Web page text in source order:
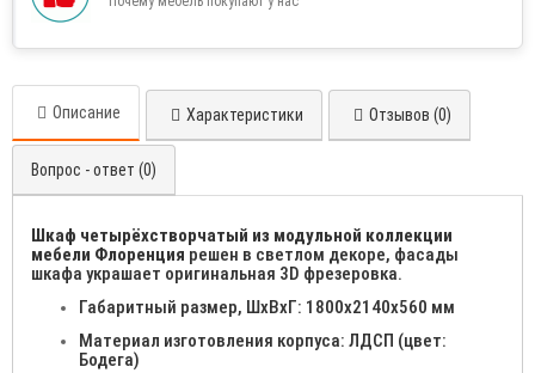
Описание Характеристики Отзывов (0)
Вопрос - ответ (0)
Шкаф четырёхстворчатый из модульной коллекции
мебели Флоренция решен в светлом декоре, фасады
шкафа украшает оригинальная 3D фрезеровка.
Габаритный размер, ШхВхГ: 1800х2140х560 мм
Материал изготовления корпуса: ЛДСП (цвет:
Бодега)